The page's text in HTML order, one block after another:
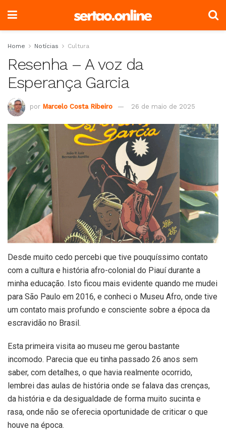
Home Notícias Cultura
Resenha – A voz da
Esperança Garcia
por Marcelo Costa Ribeiro 26 de maio de 2025
Desde muito cedo percebi que tive pouquíssimo contato
com a cultura e história afro-colonial do Piauí durante a
minha educação. Isto ficou mais evidente quando me mudei
para São Paulo em 2016, e conheci o Museu Afro, onde tive
um contato mais profundo e consciente sobre a época da
escravidão no Brasil.
Esta primeira visita ao museu me gerou bastante
incomodo. Parecia que eu tinha passado 26 anos sem
saber, com detalhes, o que havia realmente ocorrido,
lembrei das aulas de história onde se falava das crenças,
da história e da desigualdade de forma muito sucinta e
rasa, onde não se oferecia oportunidade de criticar o que
houve na época.